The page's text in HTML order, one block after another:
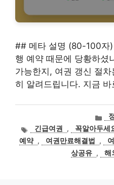
## 메타 설명 (80-100자)
행 예약 때문에 당황하셨
가능한지, 여권 갱신 절
히 알려드립니다. 지금
카
테
고
리
태
그
긴급여권 , 꼭알아두세
예약 , 여권만료해결법 ,
상공유 , 해